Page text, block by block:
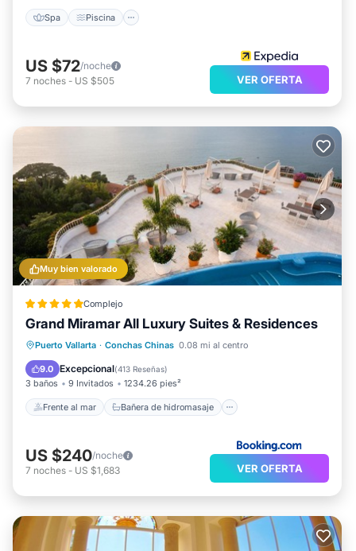
Spa Piscina
US $72/noche
7 noches - US $505 VER OFERTA
Muy bien valorado
Complejo
Grand Miramar All Luxury Suites & Residences
Puerto Vallarta · Conchas Chinas 0.08 mi al centro
9.0 Excepcional(413 Reseñas)
3 baños 9 Invitados 1234.26 pies²
Frente al mar Bañera de hidromasaje
Frente al mar
Bañera de hidromasaje
Spa
Piscina
US $240/noche
7 noches - US $1,683 VER OFERTA